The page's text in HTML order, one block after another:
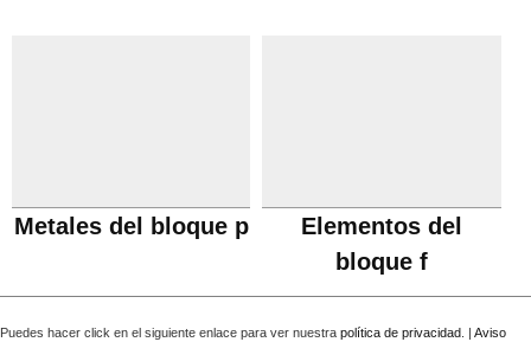
Metales del bloque p
Elementos del
bloque f
Puedes hacer click en el siguiente enlace para ver nuestra política de privacidad . | Aviso